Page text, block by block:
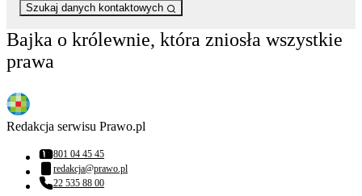
Szukaj danych kontaktowych
Bajka o królewnie, która zniosła wszystkie
prawa
Redakcja serwisu Prawo.pl
Numer telefonu:
801 04 45 45
Adres email:
redakcja@prawo.pl
Numer telefonu:
22 535 88 00